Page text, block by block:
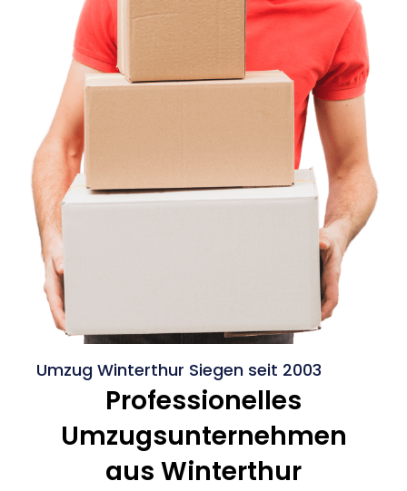
Umzug Winterthur Siegen seit 2003
Professionelles
Umzugsunternehmen
aus Winterthur